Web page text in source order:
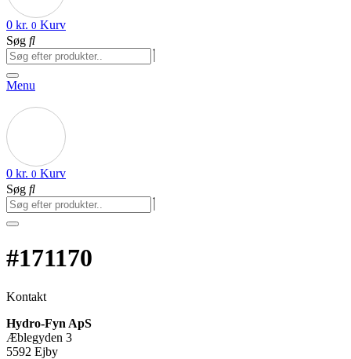
0 kr. 0 Kurv
Søg
Menu
0 kr. 0 Kurv
Søg
#171170
Kontakt
Hydro-Fyn ApS
Æblegyden 3
5592 Ejby